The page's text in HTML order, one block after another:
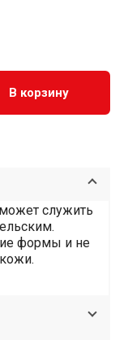
В корзину
служить
формы и не